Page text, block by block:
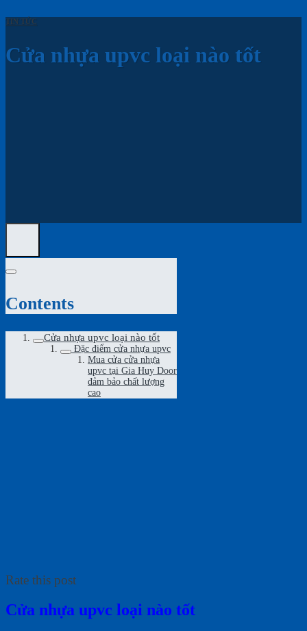
TIN TỨC
Cửa nhựa upvc loại nào tốt
Contents
Cửa nhựa upvc loại nào tốt
Đặc điểm cửa nhựa upvc
Mua cửa cửa nhựa
upvc tại Gia Huy Door
đảm bảo chất lượng
cao
Rate this post
Cửa nhựa upvc loại nào tốt